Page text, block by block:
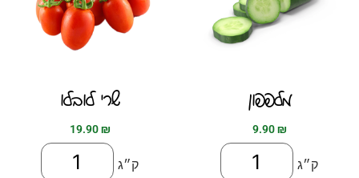
שרי לובלו
19.90₪
ק״ג
מלפפון
9.90₪
ק״ג